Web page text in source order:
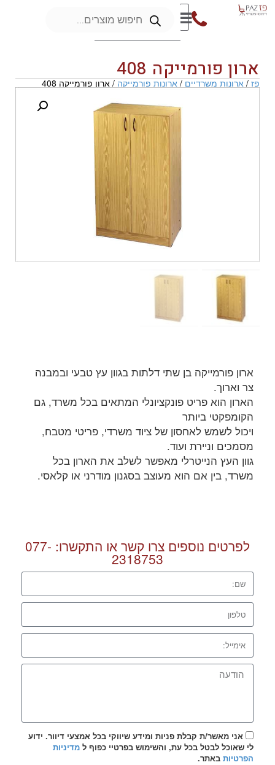
ארון פורמייקה 408
פז/ארונות משרדיים/ארונות פורמייקה/ ארון פורמייקה 408
ארון פורמייקה בן שתי דלתות בגוון עץ טבעי ובמבנה
צר וארוך.
הארון הוא פריט פונקציונלי המתאים בכל משרד, גם
הקומפקטי ביותר
ויכול לשמש לאחסון של ציוד משרדי, פריטי מטבח,
מסמכים וניירת ועוד.
גוון העץ הנייטרלי מאפשר לשלב את הארון בכל
משרד, בין אם הוא מעוצב בסגנון מודרני או קלאסי.
לפרטים נוספים צרו קשר או התקשרו: 077-
2318753
אני מאשר/ת קבלת פניות ומידע שיווקי בכל אמצעי דיוור. ידוע
לי שאוכל לבטל בכל עת, והשימוש בפרטיי כפוף ל מדיניות
הפרטיות באתר.